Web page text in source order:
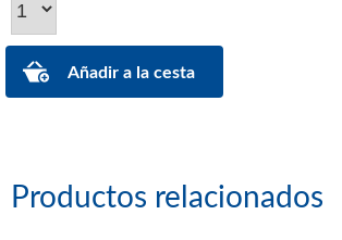
Productos relacionados